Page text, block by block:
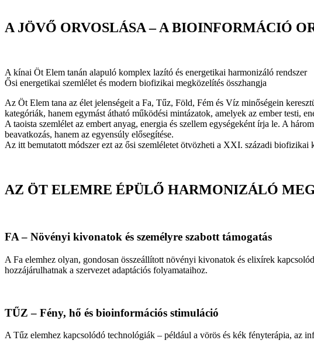
A JÖVŐ ORVOSLÁSA – A BIOINFORMÁCIÓ
A kínai Öt Elem tanán alapuló komplex lazító és energetikai harmonizáló rendszer
Ősi energetikai szemlélet és modern biofizikai megközelítés összhangja
Az Öt Elem tana az élet jelenségeit a Fa, Tűz, Föld, Fém és Víz minőségein
kategóriák, hanem egymást átható működési mintázatok, amelyek az ember testi,
A taoista szemlélet az embert anyag, energia és szellem egységeként írja le. A
beavatkozás, hanem az egyensúly elősegítése.
Az itt bemutatott módszer ezt az ősi szemléletet ötvözheti a XXI. századi
AZ ÖT ELEMRE ÉPÜLŐ HARMONIZÁLÓ
FA – Növényi kivonatok és személyre szabott támogatás
A Fa elemhez olyan, gondosan összeállított növényi kivonatok és elixírek
hozzájárulhatnak a szervezet adaptációs folyamataihoz.
TŰZ – Fény, hő és bioinformációs stimuláció
A Tűz elemhez kapcsolódó technológiák – például a vörös és kék fényterápia, az